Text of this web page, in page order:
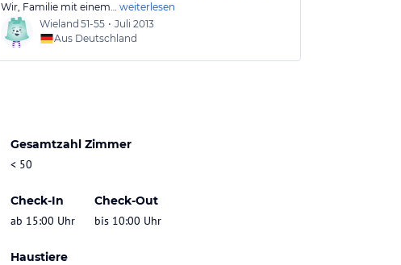
Wir, Familie mit einem… weiterlesen
Wieland 51-55 • Juli 2013
Aus Deutschland
Gesamtzahl Zimmer
< 50
Check-In
ab 15:00 Uhr
Check-Out
bis 10:00 Uhr
Haustiere